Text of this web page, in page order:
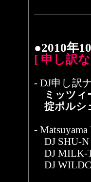
●2010年
[ 申し訳
- DJ申し訳
ミッツィ
掟ポルシ
- Matsuyama
DJ SHU-N
DJ MILK-
DJ